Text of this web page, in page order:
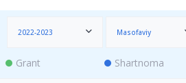
2022-2023 Masofaviy
Grant Shartnoma